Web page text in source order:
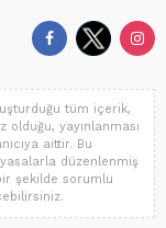
tüm içerik,
yayınlanması
aittir. Bu
düzenlenmiş
şekilde sorumlu